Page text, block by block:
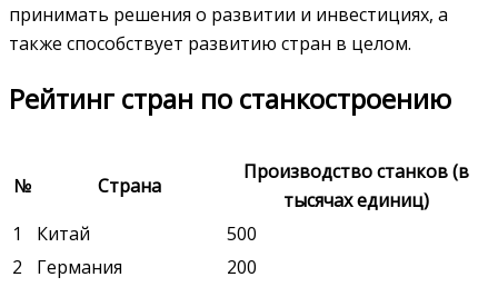
принимать решения о развитии и инвестициях, а
также способствует развитию стран в целом.
Рейтинг стран по станкостроению
№ Страна
Производство станков (в
тысячах единиц)
1
Китай
500
2
Германия
200